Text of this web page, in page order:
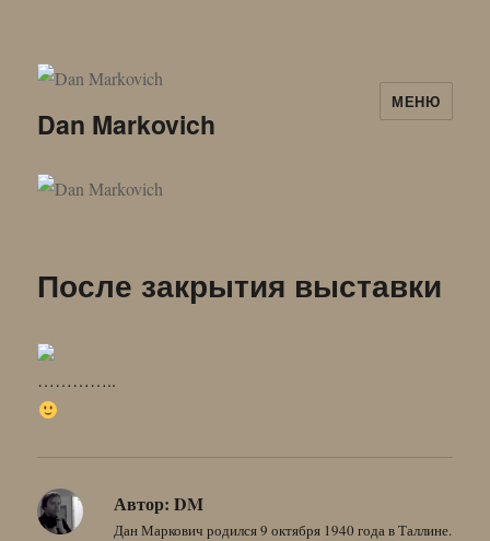
Dan Markovich
МЕНЮ
После закрытия выставки
…………..
Автор: DM
Дан Маркович родился 9 октября 1940 года в Таллине.